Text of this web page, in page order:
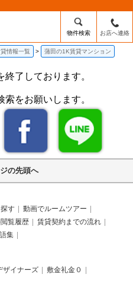
物件検索 お店へ連絡
情報一覧 蒲田の1K賃貸マンション
了しております。
をお願いします。
の先頭へ
す
動画でルームツアー
覧履歴
賃貸契約までの流れ
集
ザイナーズ
敷金礼金０